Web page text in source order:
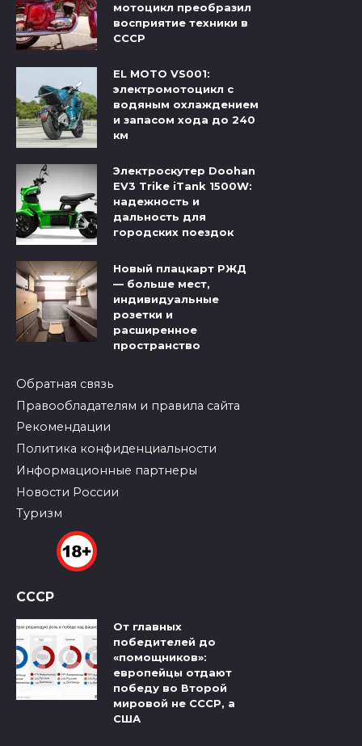
мотоцикл преобразил
восприятие техники в
СССР
EL MOTO VS001:
электромотоцикл с
водяным охлаждением
и запасом хода до 240
км
Электроскутер Doohan
EV3 Trike iTank 1500W:
надежность и
дальность для
городских поездок
Новый плацкарт РЖД
— больше мест,
индивидуальные
розетки и
расширенное
пространство
Обратная связь
Правообладателям и правила сайта
Рекомендации
Политика конфиденциальности
Информационные партнеры
Новости России
Туризм
СССР
От главных
победителей до
«помощников»:
европейцы отдают
победу во Второй
мировой не СССР, а
США